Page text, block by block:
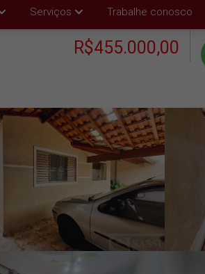
Serviços Trabalhe conosco
R$455.000,00